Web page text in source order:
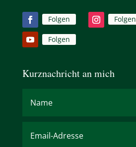
Folgen Folgen
Folgen
Kurznachricht an mich